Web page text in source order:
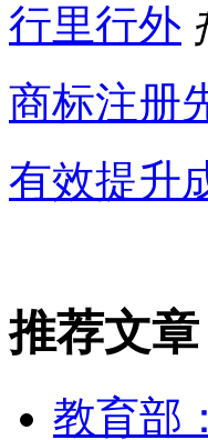
行里行外
商标注册
有效提升
推荐文章
教育部